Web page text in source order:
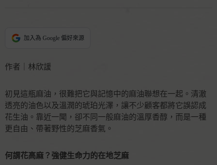
加入為 Google 偏好來源
作者｜林欣諼
初見這瓶麻油，很難把它與記憶中的麻油聯想在一起。清澈
透亮的油色以及溫潤的琥珀光澤，讓不少顧客都將它誤認成
花生油。靠近一聞，卻不同一般麻油的溫厚香醇，而是一種
更自由、帶著野性的芝麻香氣。
何謂花高麻？強健生命力的在地芝麻